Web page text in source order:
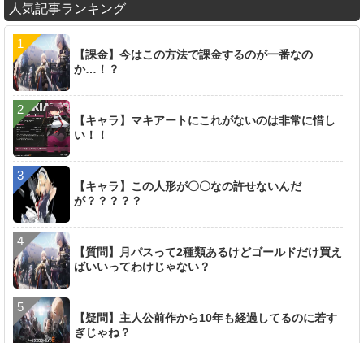
人気記事ランキング
【課金】今はこの方法で課金するのが一番なの
か…！？
【キャラ】マキアートにこれがないのは非常に惜し
い！！
【キャラ】この人形が〇〇なの許せないんだ
が？？？？？
【質問】月パスって2種類あるけどゴールドだけ買え
ばいいってわけじゃない？
【疑問】主人公前作から10年も経過してるのに若す
ぎじゃね？